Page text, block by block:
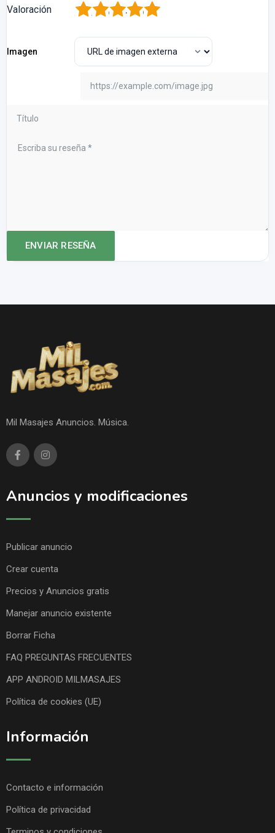
Valoración 5
4
3
2
Imagen
Mil Masajes Anuncios. Música.
Anuncios y modificaciones
Publicar anuncio
Crear cuenta
Precios y Anuncios gratis
Manejar anuncio existente
Borrar Ficha
FAQ PREGUNTAS FRECUENTES
APP ANDROID MILMASAJES
Política de cookies (UE)
Información
Contacto e información
Política de privacidad